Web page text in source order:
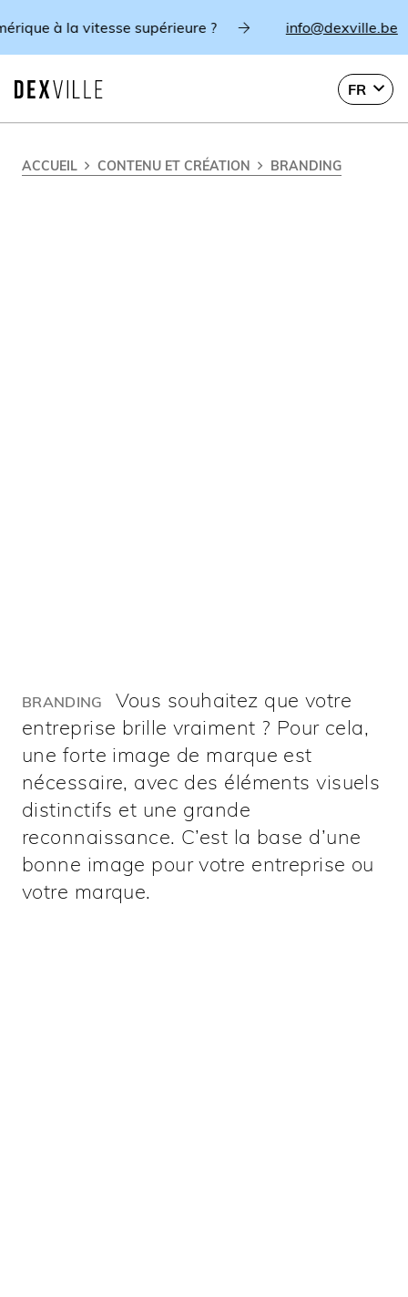
la vitesse supérieure ? info@dexville.be
FR
ACCUEIL CONTENU ET CRÉATION BRANDING
BRANDING
Vous souhaitez que votre
entreprise brille vraiment ? Pour cela,
une forte image de marque est
nécessaire, avec des éléments visuels
distinctifs et une grande
reconnaissance. C’est la base d’une
bonne image pour votre entreprise ou
votre marque.